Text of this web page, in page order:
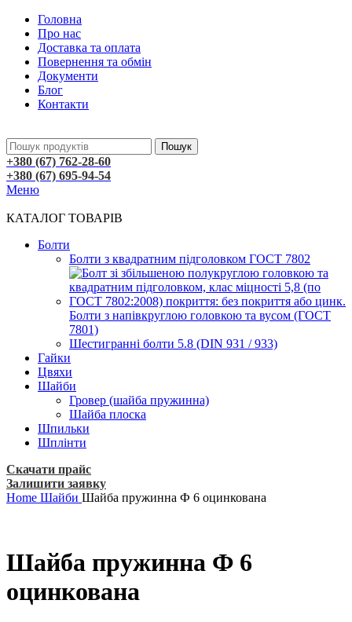
Головна
Про нас
Доставка та оплата
Повернення та обмін
Документи
Блог
Контакти
Пошук
+380 (67) 762-28-60
+380 (67) 695-94-54
Меню
КАТАЛОГ ТОВАРІВ
Болти
Болти з квадратним підголовком ГОСТ 7802
Болти з напівкруглою головкою та вусом (ГОСТ
7801)
Шестигранні болти 5.8 (DIN 931 / 933)
Гайки
Цвяхи
Шайби
Гровер (шайба пружинна)
Шайба плоска
Шпильки
Шплінти
Скачати прайс
Залишити заявку
Home Шайби Шайба пружинна Ф 6 оцинкована
Шайба пружинна Ф 6
оцинкована